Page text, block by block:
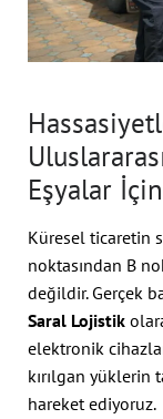
Eşyalar
Küresel ticaretin
noktasından B
değildir. Gerçek
Saral Lojistik
elektronik
kırılgan yüklerin
hareket ediyoruz.